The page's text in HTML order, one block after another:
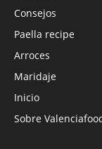
Consejos
Paella recipe
Arroces
Maridaje
Inicio
Sobre